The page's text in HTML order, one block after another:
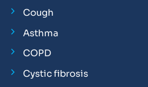
Cough
Asthma
COPD
Cystic fibrosis